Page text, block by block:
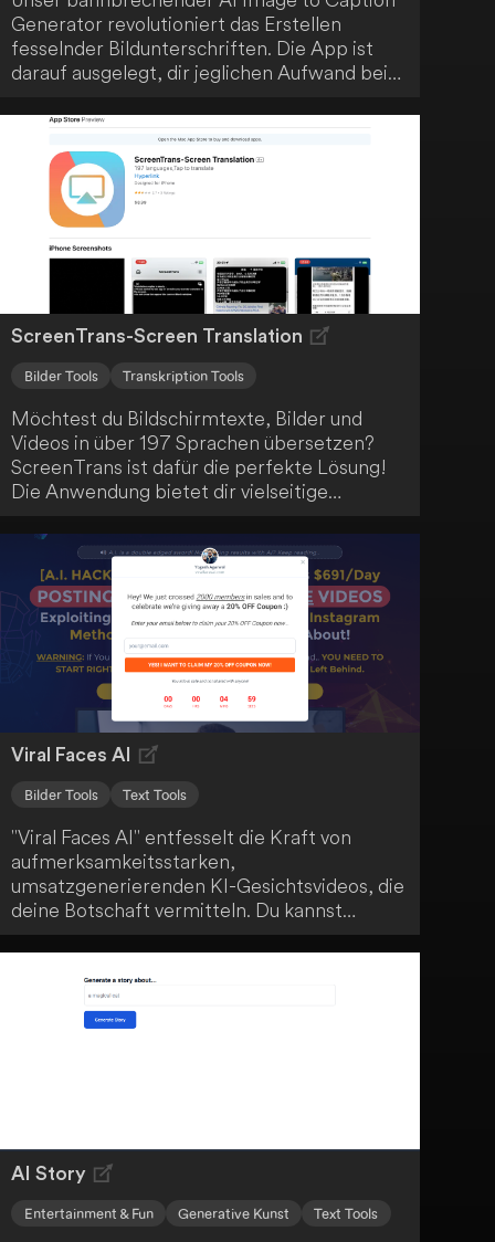
Generator revolutioniert das Erstellen
fesselnder Bildunterschriften. Die App ist
darauf ausgelegt, dir jeglichen Aufwand beim
abzunehmen. Es handelt sich um die Zukunft
der Bildunterschriften, die deine
atemberaubenden Fotos optimal zur Geltung
bringt.
ScreenTrans-Screen Translation
Bilder Tools Transkription Tools
Möchtest du Bildschirmtexte, Bilder und
Videos in über 197 Sprachen übersetzen?
ScreenTrans ist dafür die perfekte Lösung!
Die Anwendung bietet dir vielseitige
Offline-Übersetzungen in über 50 Sprachen.
Profitiere von den umfangreichen
Möglichkeiten von ScreenTrans!
Viral Faces AI
Bilder Tools Text Tools
"Viral Faces AI" entfesselt die Kraft von
aufmerksamkeitsstarken,
umsatzgenerierenden KI-Gesichtsvideos, die
deine Botschaft vermitteln. Du kannst
massiven Traffic und Verkäufe von Instagram
Reels und YouTube Shorts generieren. Nutze
die beeindruckenden Möglichkeiten dieser
Technologie, um deine Online-Präsenz zu
steigern.
AI Story
Entertainment & Fun Generative Kunst Text Tools